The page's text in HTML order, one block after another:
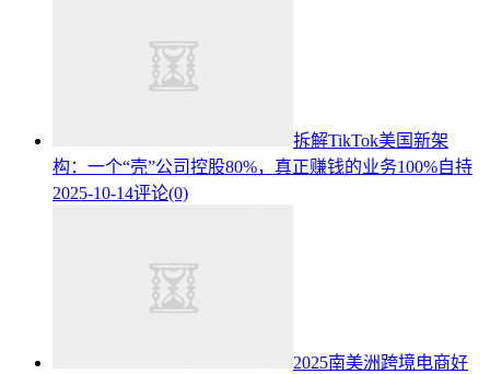
拆解TikTok美国新架
构：一个“壳”公司控股80%，真正赚钱的业务100%自持
2025-10-14评论(0)
2025南美洲跨境电商好